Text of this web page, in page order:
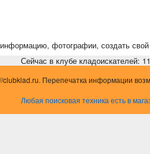
фотографии, создать свой
Сейчас в клубе кладоискателей:
Перепечатка информации
Любая поисковая техника есть в